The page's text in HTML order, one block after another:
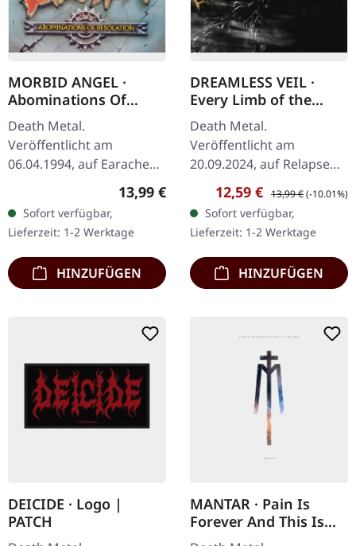
MORBID ANGEL ·
Abominations Of
Desolation | DIGIPAK
CD
Death Metal.
Veröffentlicht am
06.04.1994, auf Earache
Records. CD im Digipak.
Mann, wo fängt man
überhaupt bei
"Abominations Of
Desolation" an? Das…
Regulärer Preis:
13,99 €
Sofort verfügbar,
Lieferzeit: 1-2 Werktage
HINZUFÜGEN
DREAMLESS VEIL ·
Every Limb of the
Flood | CD
Death Metal.
Veröffentlicht am
20.09.2024, auf Relapse
Records. CD im Jewelcase.
Dreamless Veil liefern mit
"Every Limb of the Flood"
einen…
Verkaufspreis:
12,59 € Regulärer Preis:
13,99 €(-10.01%)
Sofort verfügbar,
Lieferzeit: 1-2 Werktage
HINZUFÜGEN
DEICIDE · Logo |
PATCH
MANTAR · Pain Is
Forever And This Is
The End | DIGIPAK CD